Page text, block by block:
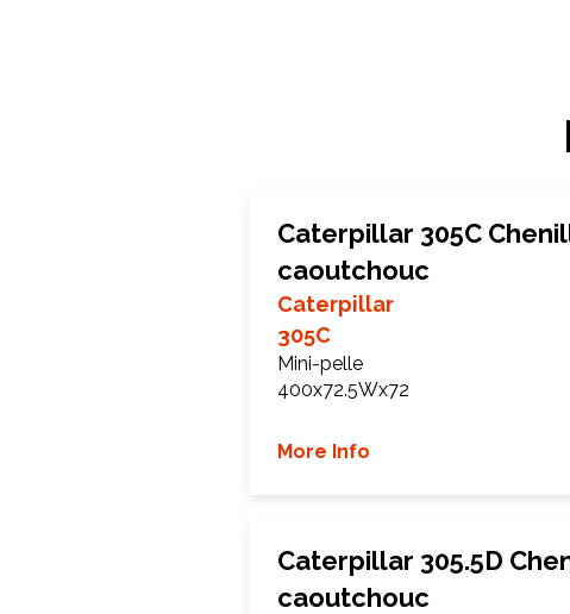
Caterpillar 305C
caoutchouc
Caterpillar
305C
Mini-pelle
400x72.5Wx72
More Info
Caterpillar 305.5D
caoutchouc